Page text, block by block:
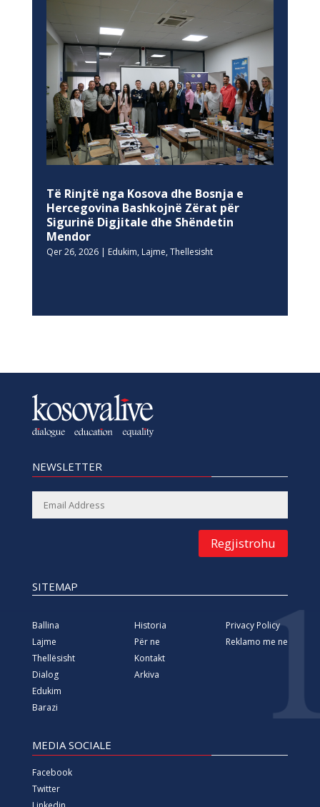
Të Rinjtë nga Kosova dhe Bosnja e
Hercegovina Bashkojnë Zërat për
Sigurinë Digjitale dhe Shëndetin
Mendor
Qer 26, 2026| Edukim, Lajme, Thellesisht
NEWSLETTER
Regjistrohu
SITEMAP
Ballina
Lajme
Thellësisht
Dialog
Edukim
Barazi
Historia
Për ne
Kontakt
Arkiva
Privacy Policy
Reklamo me ne
MEDIA SOCIALE
Facebook
Twitter